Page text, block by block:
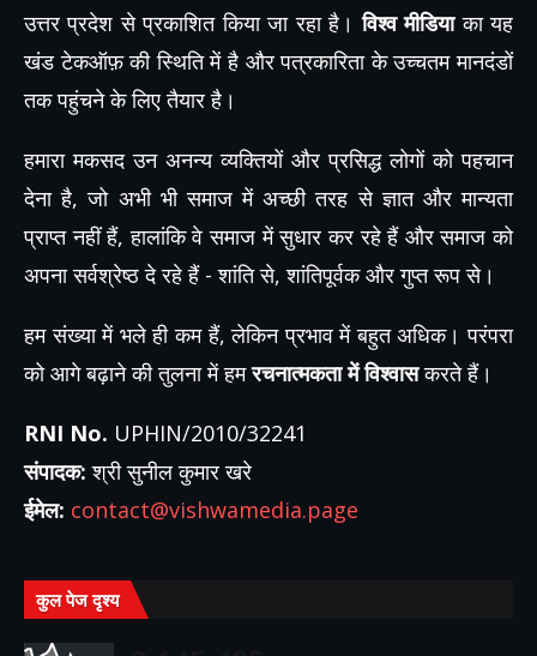
उत्तर प्रदेश से प्रकाशित किया जा रहा है।विश्व मीडियाका यह
खंड टेकऑफ़ की स्थिति में है और पत्रकारिता के उच्चतम मानदंडों
तक पहुंचने के लिए तैयार है।
हमारा मकसद उन अनन्य व्यक्तियों और प्रसिद्ध लोगों को पहचान
देना है, जो अभी भी समाज में अच्छी तरह से ज्ञात और मान्यता
प्राप्त नहीं हैं, हालांकि वे समाज में सुधार कर रहे हैं और समाज को
अपना सर्वश्रेष्ठ दे रहे हैं - शांति से, शांतिपूर्वक और गुप्त रूप से।
हम संख्या में भले ही कम हैं, लेकिन प्रभाव में बहुत अधिक। परंपरा
को आगे बढ़ाने की तुलना में हमरचनात्मकता में विश्वासकरते हैं।
RNI No. UPHIN/2010/32241
संपादक: श्री सुनील कुमार खरे
ईमेल: contact@vishwamedia.page
कुल पेज दृश्य